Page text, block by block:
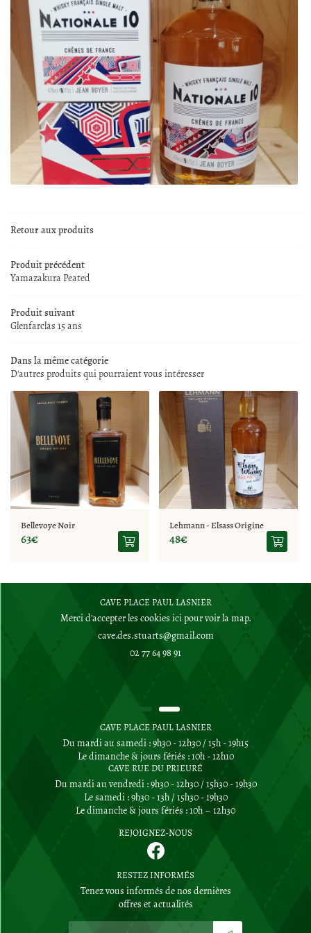
ACCUEIL
LA BOUTIQUE
SERVICES
CAVE À VINS
SPIRITUEUX
ET ÉVÉNEMENTS
CONTACT
RESTEZ
Inscription
Valider votre panier
En cochant cette case, vous consentez à recevoir nos propositions commerciales à l'adresse
email indiqué ci-dessus. Vous pouvez vous désinscrire à tout moment en utilisant
formulaire de désinscription.
Inscription
Retour aux produits
Produit précédent
Yamazakura Peated
Produit suivant
Glenfarclas 15 ans
Dans la même catégorie
D'autres produits qui pourraient vous intéresser
Bellevoye Noir
63€
Lehmann - Elsass Origine
48€
CAVE PLACE PAUL LASNIER
Merci d'accepter les cookies icipour voir la map.
02 77 64 98 91
CAVE PLACE PAUL LASNIER
Du mardi au samedi : 9h30 - 12h30 / 15h - 19h15
Le dimanche & jours fériés : 10h - 12h10
CAVE RUE DU PRIEURÉ
Du mardi au vendredi : 9h30 - 12h30 / 15h30 - 19h30
Le samedi : 9h30 - 13h / 15h30 - 19h30
Le dimanche & jours fériés : 10h – 12h30
REJOIGNEZ-NOUS
RESTEZ INFORMÉS
Tenez vous informés de nos dernières
offres et actualités